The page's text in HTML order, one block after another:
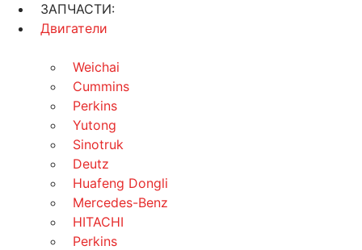
ЗАПЧАСТИ:
Двигатели
Weichai
Cummins
Perkins
Yutong
Sinotruk
Deutz
Huafeng Dongli
Mercedes-Benz
HITACHI
Perkins